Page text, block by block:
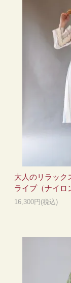
大人のリラッ
ライプ（ナイロ
16,300円(税込)